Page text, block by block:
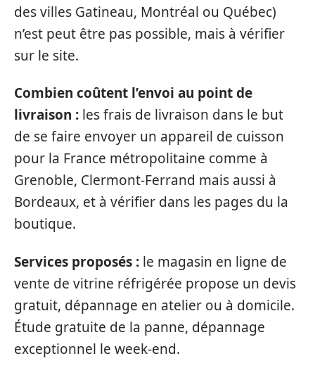
des villes Gatineau, Montréal ou Québec)
n’est peut être pas possible, mais à vérifier
sur le site.
Combien coûtent l’envoi au point de
livraison : les frais de livraison dans le but
de se faire envoyer un appareil de cuisson
pour la France métropolitaine comme à
Grenoble, Clermont-Ferrand mais aussi à
Bordeaux, et à vérifier dans les pages du la
boutique.
Services proposés : le magasin en ligne de
vente de vitrine réfrigérée propose un devis
gratuit, dépannage en atelier ou à domicile.
Étude gratuite de la panne, dépannage
exceptionnel le week-end.